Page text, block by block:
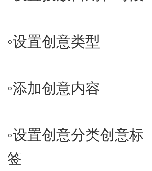
◦​设置创意类型
◦​添加创意内容
◦​设置创意分类创意标
签